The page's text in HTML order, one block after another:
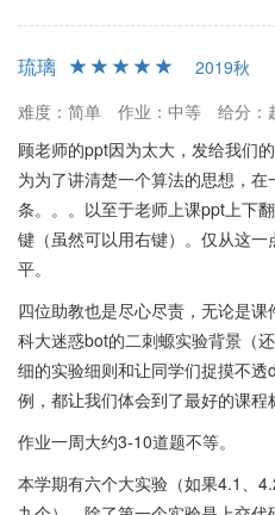
琉璃
2019秋
难度：简单
作业：中等 给分：
顾老师的ppt因为太大，发给我们
为为了讲清楚一个算法的思想，
条。。。以至于老师上课ppt上下
键（虽然可以用右键）。仅从这
平。
四位助教也是尽心尽责，无论是
科大迷惑bot的二刺螈实验背景（
细的实验细则和让同学们捉摸不
例，都让我们体会到了最好的课程
作业一周大约3-10道题不等。
本学期有六个大实验（如果4.1、